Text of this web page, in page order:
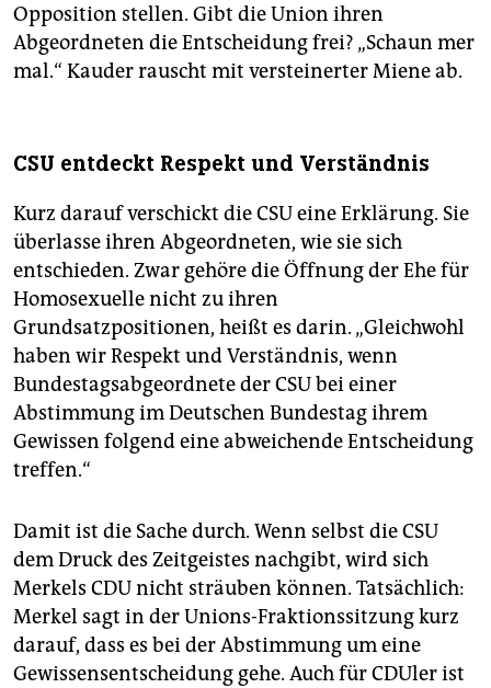
Opposition stellen. Gibt die Union ihren
Abgeordneten die Entscheidung frei? „Schaun mer
mal.“ Kauder rauscht mit versteinerter Miene ab.
CSU entdeckt Respekt und Verständnis
Kurz darauf verschickt die CSU eine Erklärung. Sie
überlasse ihren Abgeordneten, wie sie sich
entschieden. Zwar gehöre die Öffnung der Ehe für
Homosexuelle nicht zu ihren
Grundsatzpositionen, heißt es darin. „Gleichwohl
haben wir Respekt und Verständnis, wenn
Bundestagsabgeordnete der CSU bei einer
Abstimmung im Deutschen Bundestag ihrem
Gewissen folgend eine abweichende Entscheidung
treffen.“
Damit ist die Sache durch. Wenn selbst die CSU
dem Druck des Zeitgeistes nachgibt, wird sich
Merkels CDU nicht sträuben können. Tatsächlich:
Merkel sagt in der Unions-Fraktionssitzung kurz
darauf, dass es bei der Abstimmung um eine
Gewissensentscheidung gehe. Auch für CDUler ist